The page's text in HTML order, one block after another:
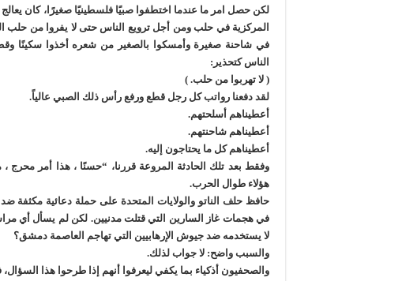
لكن حصل امر ما عندما اختطفوا صبيًا فلسطينيًا صغيرًا، كان
المركزية في حلب ومن أجل ترويع الناس حتى لا يفروا من حلب
في شاحنة صغيرة وأمسكوا بالصغير من شعره أخذوا سكينًا
الناس كتحذير:
( لا تهربوا من حلب. )
لقد دفعنا رواتب كل رجل قطع ورفع رأس ذلك الصبي عالياً.
أعطيناهم أسلحتهم.
أعطيناهم شاحنتهم.
أعطيناهم كل ما يحتاجون إليه.
وفقط بعد تلك الحادثة المروعة قررنا، “حسنًا ، هذا أمر محرج ،
هؤلاء طوال الحرب.
حافظ حلف الناتو والولايات المتحدة على حملة دعائية مكثفة
في هجمات غاز السارين التي قتلت مدنيين. لكن لم يسأل أي
لا يستخدمه ضد جيوش الإرهابيين التي تهاجم العاصمة دمشق؟
والسبب واضح: لا جواب لذلك.
والصحفيون أذكياء بما يكفي ليعرفوا أنهم إذا طرحوا هذا